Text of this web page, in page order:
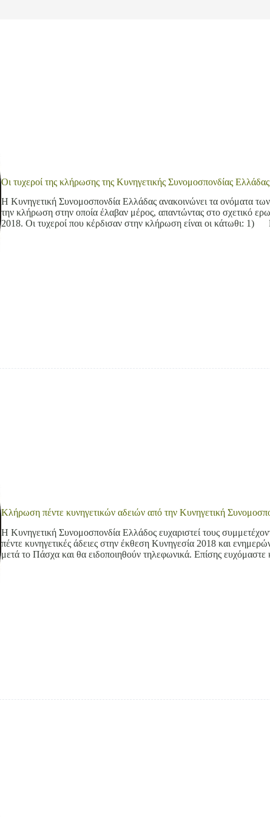
Οι τυχεροί της κλήρωσης της Κυνηγετικής Συνομοσπονδίας
Η Κυνηγετική Συνομοσπονδία Ελλάδας ανακοινώνει τα ονόματα
την κλήρωση στην οποία έλαβαν μέρος, απαντώντας στο σχετικό
2018. Οι τυχεροί που κέρδισαν στην κλήρωση είναι οι κάτωθι:
Κλήρωση πέντε κυνηγετικών αδειών από την Κυνηγετική
Η Κυνηγετική Συνομοσπονδία Ελλάδος ευχαριστεί τους
πέντε κυνηγετικές άδειες στην έκθεση Κυνηγεσία 2018 και
μετά το Πάσχα και θα ειδοποιηθούν τηλεφωνικά. Επίσης